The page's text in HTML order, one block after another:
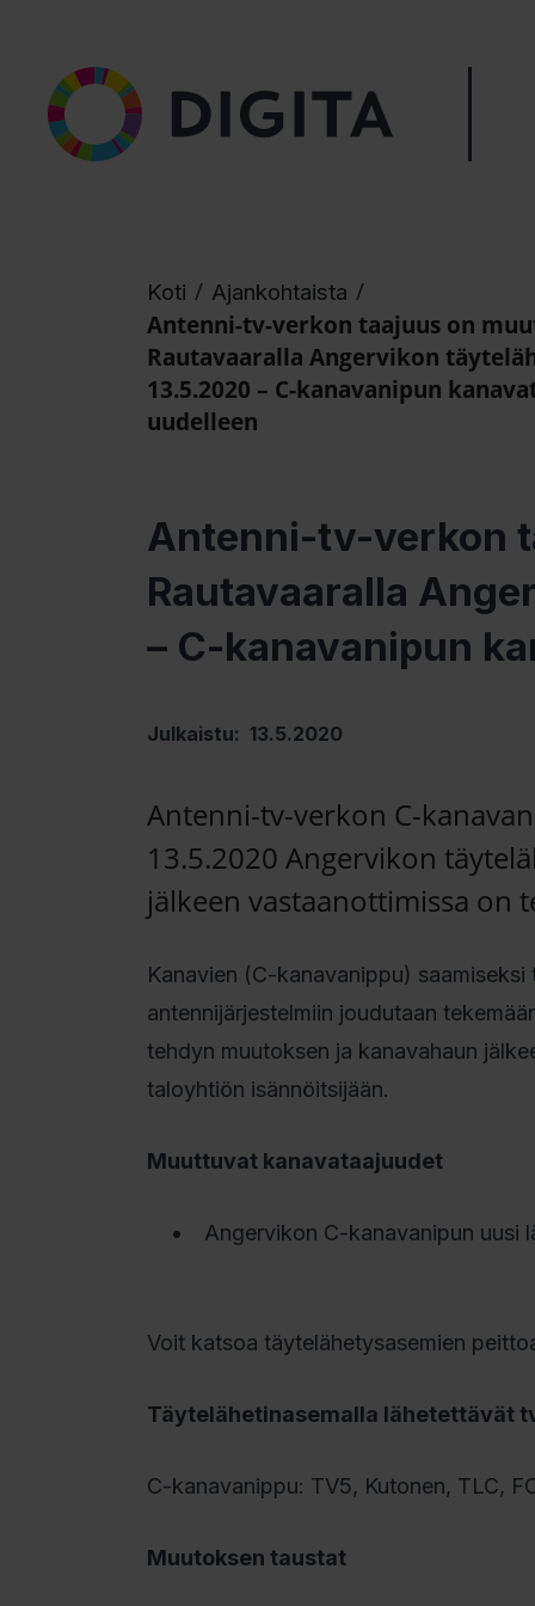
Koti / Ajankohtaista /
Antenni-tv-verkon taajuus on
Rautavaaralla Angervikon
13.5.2020 – C-kanavanipun
uudelleen
Antenni-tv-verkon
Rautavaaralla
– C-kanavanipun
Julkaistu: 13.5.2020
Antenni-tv-verkon C-
13.5.2020 Angervikon
jälkeen vastaanottimissa on
Kanavien (C-kanavanippu)
antennijärjestelmiin joudutaan
tehdyn muutoksen ja kanavahaun
taloyhtiön isännöitsijään.
Muuttuvat kanavataajuudet
Angervikon C-kanavanipun uusi
Voit katsoa täytelähetysasemien
Täytelähetinasemalla lähetettävät
C-kanavanippu: TV5, Kutonen, TLC,
Muutoksen taustat